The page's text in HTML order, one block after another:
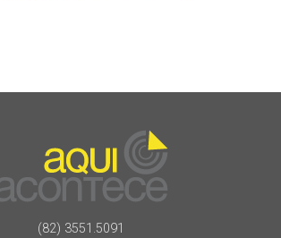
(82) 3551.5091